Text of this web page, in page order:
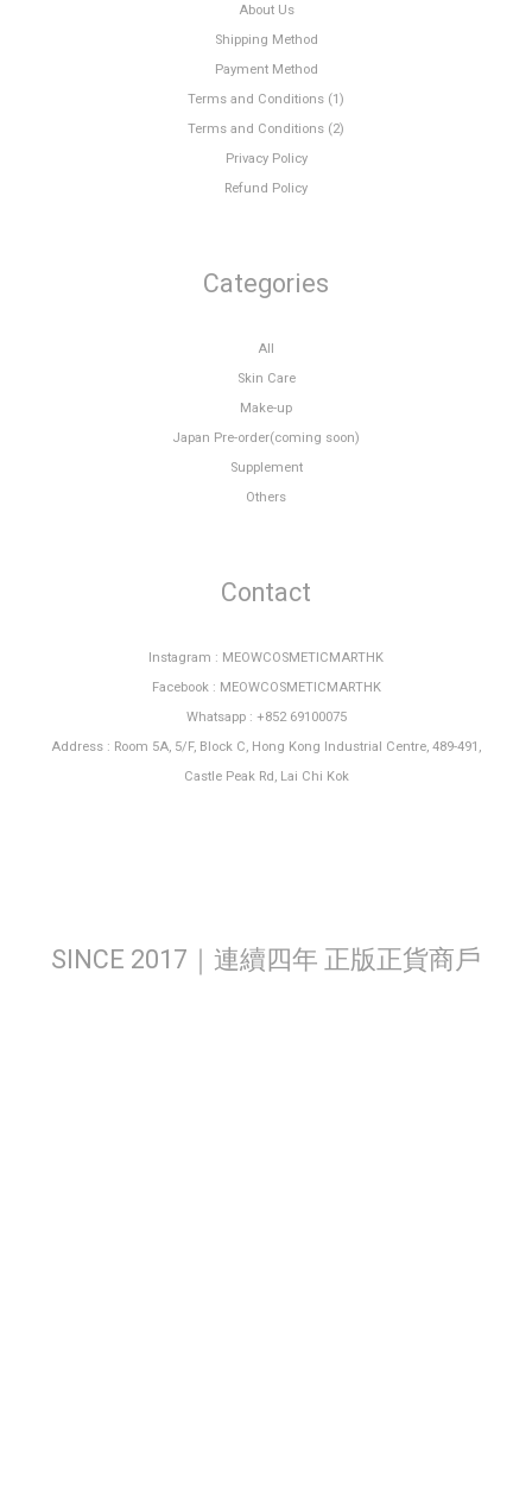
About Us
Shipping Method
Payment Method
Terms and Conditions (1)
Terms and Conditions (2)
Privacy Policy
Refund Policy
Categories
All
Skin Care
Make-up
Japan Pre-order(coming soon)
Supplement
Others
Contact
Instagram : MEOWCOSMETICMARTHK
Facebook : MEOWCOSMETICMARTHK
Whatsapp : +852 69100075
Address : Room 5A, 5/F, Block C, Hong Kong Industrial Centre, 489-491,
Castle Peak Rd, Lai Chi Kok
SINCE 2017｜連續四年 正版正貨商戶